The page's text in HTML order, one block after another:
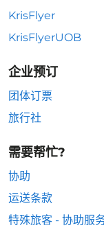
KrisFlyer
KrisFlyerUOB
企业预订
团体订票
旅行社
需要帮忙?
协助
运送条款
特殊旅客 - 协助服